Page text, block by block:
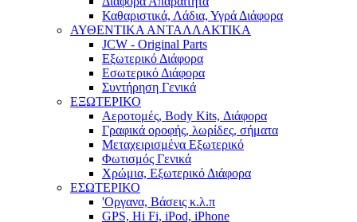
Καθαριστικά, Λάδια, Υγρά Διάφορα
ΑΥΘΕΝΤΙΚΑ ΑΝΤΑΛΛΑΚΤΙΚΑ
JCW - Original Parts
Εξωτερικό Διάφορα
Εσωτερικό Διάφορα
Συντήρηση Γενικά
ΕΞΩΤΕΡΙΚΟ
Αεροτομές, Body Kits, Διάφορα
Γραφικά οροφής, λωρίδες, σήματα
Μεταχειρισμένα Εξωτερικό
Φωτισμός Γενικά
Χρώμια, Εξωτερικό Διάφορα
ΕΣΩΤΕΡΙΚΟ
'Οργανα, Βάσεις κ.λ.π
GPS, Hi Fi, iPod, iPhone